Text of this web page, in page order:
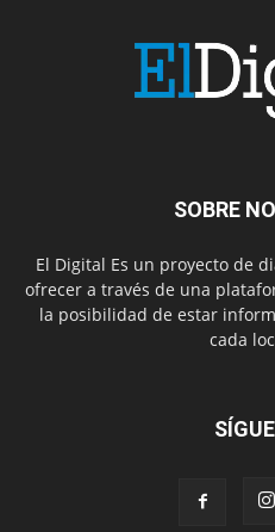
SOBRE
El Digital Es un proyecto de
ofrecer a través de una
la posibilidad de estar
cada